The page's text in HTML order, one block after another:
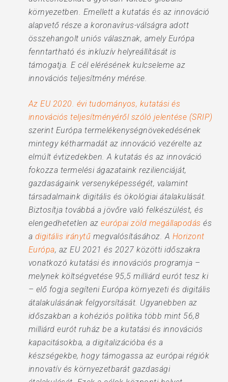
környezetben. Emellett a kutatás és az innováció
alapvető része a koronavírus-válságra adott
összehangolt uniós válasznak, amely Európa
fenntartható és inkluzív helyreállítását is
támogatja. E cél elérésének kulcseleme az
innovációs teljesítmény mérése.
Az EU 2020. évi tudományos, kutatási és
innovációs teljesítményéről szóló jelentése (SRIP)
szerint Európa termelékenységnövekedésének
mintegy kétharmadát az innováció vezérelte az
elmúlt évtizedekben. A kutatás és az innováció
fokozza termelési ágazataink rezilienciáját,
gazdaságaink versenyképességét, valamint
társadalmaink digitális és ökológiai átalakulását.
Biztosítja továbbá a jövőre való felkészülést, és
elengedhetetlen azeurópai zöld megállapodás és
a digitális iránytű megvalósításához. A Horizont
Európa, az EU 2021 és 2027 közötti időszakra
vonatkozó kutatási és innovációs programja –
melynek költségvetése 95,5 milliárd eurót tesz ki
– elő fogja segíteni Európa környezeti és digitális
átalakulásának felgyorsítását. Ugyanebben az
időszakban a kohéziós politika több mint 56,8
milliárd eurót ruház be a kutatási és innovációs
kapacitásokba, a digitalizációba és a
készségekbe, hogy támogassa az európai régiók
innovatív és környezetbarát gazdasági